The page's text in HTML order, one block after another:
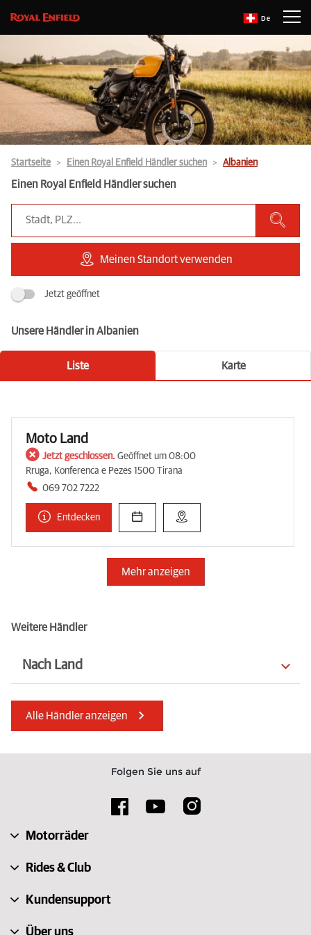
De
Startseite Einen Royal Enfield Händler suchen Albanien
Einen Royal Enfield Händler suchen
Meinen Standort verwenden
Jetzt geöffnet
Unsere Händler in Albanien
Liste Karte
Moto Land
Jetzt geschlossen. Geöffnet um 08:00
Rruga, Konferenca e Pezes 1500 Tirana
069 702 7222
Entdecken
Mehr anzeigen
Weitere Händler
Nach Land
Vereinigtes Königreich
Ungarn
Litauen
Alle Händler anzeigen
Folgen Sie uns auf
Motorräder
Rides & Club
Kundensupport
Über uns